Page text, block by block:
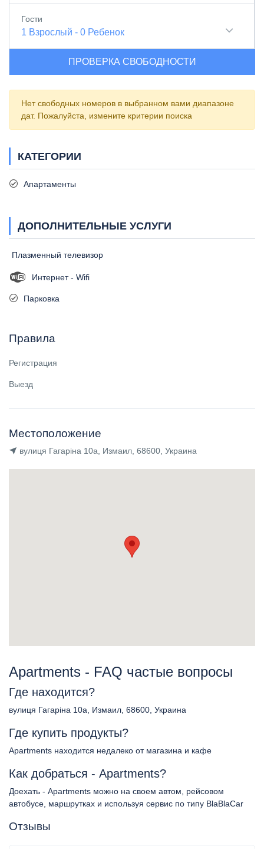
Гости
1 Взрослый - 0 Ребенок
ПРОВЕРКА СВОБОДНОСТИ
Нет свободных номеров в выбранном вами диапазоне
дат. Пожалуйста, измените критерии поиска
КАТЕГОРИИ
Апартаменты
ДОПОЛНИТЕЛЬНЫЕ УСЛУГИ
Плазменный телевизор
Интернет - Wifi
Парковка
Правила
Регистрация
Выезд
Местоположение
вулиця Гагаріна 10а, Измаил, 68600, Украина
Apartments - FAQ частые вопросы
Где находится?
вулиця Гагаріна 10а, Измаил, 68600, Украина
Где купить продукты?
Apartments находится недалеко от магазина и кафе
Как добраться - Apartments?
Доехать - Apartments можно на своем автом, рейсовом
автобусе, маршрутках и используя сервис по типу BlaBlaCar
Отзывы